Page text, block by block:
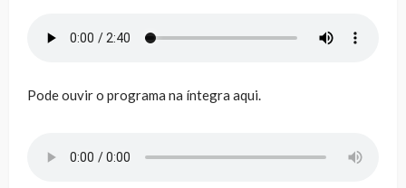
Pode ouvir o programa na íntegra aqui.